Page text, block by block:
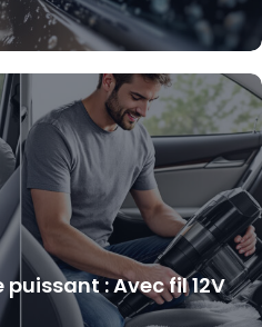
: Avec fil 12V